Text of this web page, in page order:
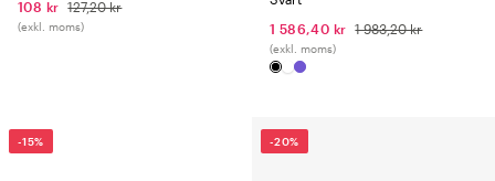
108 kr
127,20 kr
(exkl. moms)
1 586,40 kr
1 983,20 kr
(exkl. moms)
-15% -20%